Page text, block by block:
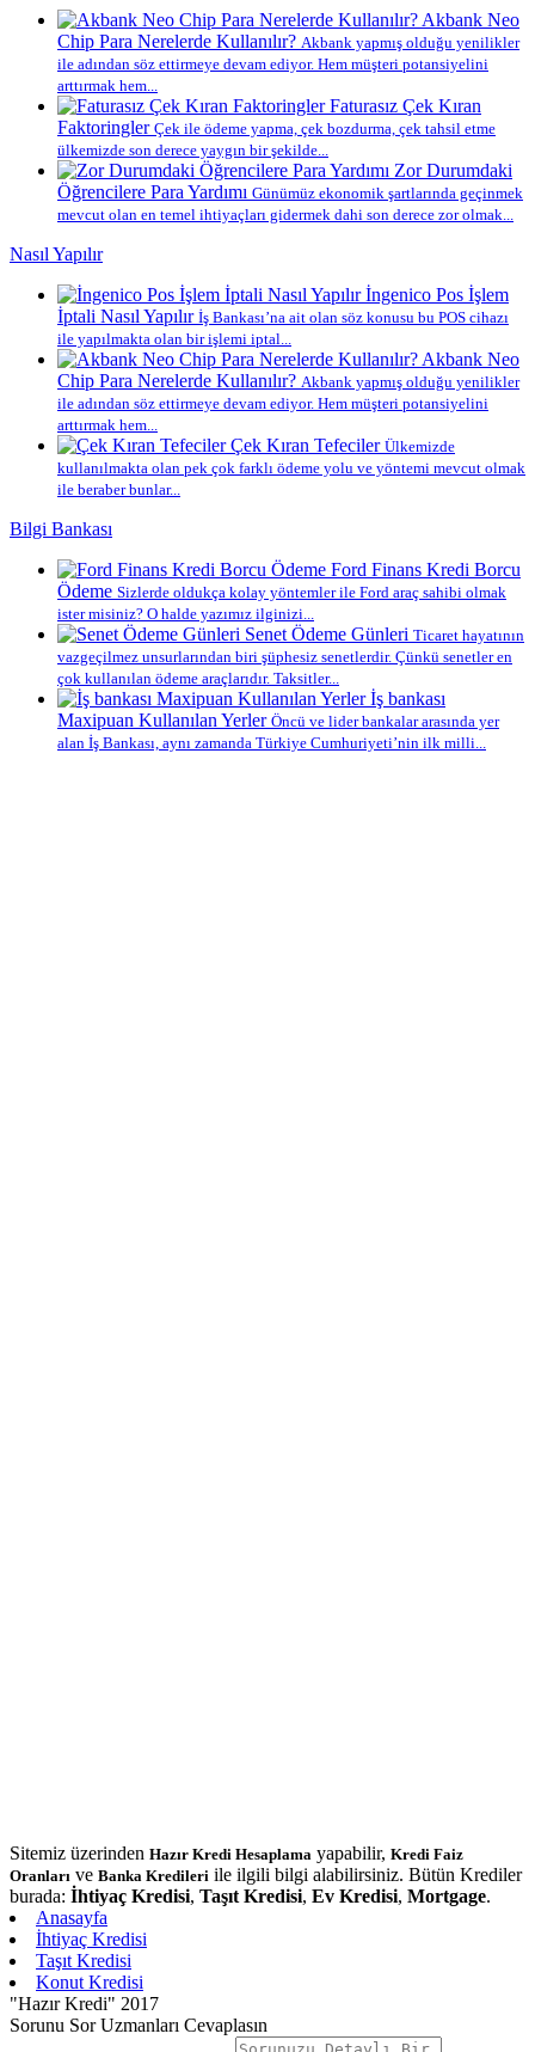
Akbank Neo
Chip Para Nerelerde Kullanılır? Akbank yapmış olduğu yenilikler
ile adından söz ettirmeye devam ediyor. Hem müşteri potansiyelini
arttırmak hem...
Faturasız Çek Kıran
Faktoringler Çek ile ödeme yapma, çek bozdurma, çek tahsil etme
ülkemizde son derece yaygın bir şekilde...
Zor Durumdaki
Öğrencilere Para Yardımı Günümüz ekonomik şartlarında geçinmek
mevcut olan en temel ihtiyaçları gidermek dahi son derece zor olmak...
Nasıl Yapılır
İngenico Pos İşlem
İptali Nasıl Yapılır İş Bankası’na ait olan söz konusu bu POS cihazı
ile yapılmakta olan bir işlemi iptal...
Akbank Neo
Chip Para Nerelerde Kullanılır? Akbank yapmış olduğu yenilikler
ile adından söz ettirmeye devam ediyor. Hem müşteri potansiyelini
arttırmak hem...
Çek Kıran Tefeciler Ülkemizde
kullanılmakta olan pek çok farklı ödeme yolu ve yöntemi mevcut olmak
ile beraber bunlar...
Bilgi Bankası
Ford Finans Kredi Borcu
Ödeme Sizlerde oldukça kolay yöntemler ile Ford araç sahibi olmak
ister misiniz? O halde yazımız ilginizi...
Senet Ödeme Günleri Ticaret hayatının
vazgeçilmez unsurlarından biri şüphesiz senetlerdir. Çünkü senetler en
çok kullanılan ödeme araçlarıdır. Taksitler...
İş bankası
Maxipuan Kullanılan Yerler Öncü ve lider bankalar arasında yer
alan İş Bankası, aynı zamanda Türkiye Cumhuriyeti’nin ilk milli...
Sitemiz üzerinden Hazır Kredi Hesaplama yapabilir, Kredi Faiz
Oranları ve Banka Kredileri ile ilgili bilgi alabilirsiniz. Bütün Krediler
burada: İhtiyaç Kredisi, Taşıt Kredisi, Ev Kredisi, Mortgage.
Anasayfa
İhtiyaç Kredisi
Taşıt Kredisi
Konut Kredisi
"Hazır Kredi" 2017
Sorunu Sor Uzmanları Cevaplasın